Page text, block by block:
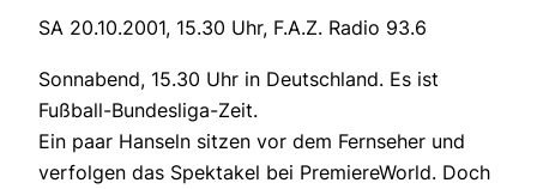
SA 20.10.2001, 15.30 Uhr, F.A.Z. Radio 93.6
Sonnabend, 15.30 Uhr in Deutschland. Es ist
Fußball-Bundesliga-Zeit.
Ein paar Hanseln sitzen vor dem Fernseher und
verfolgen das Spektakel bei PremiereWorld. Doch